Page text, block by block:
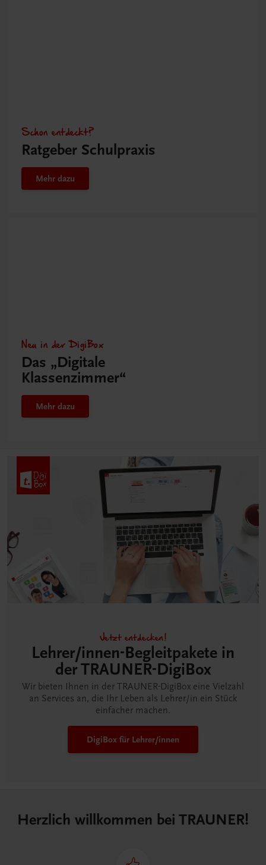
Schon entdeckt?
Ratgeber Schulpraxis
Mehr dazu
Neu in der DigiBox
Das „Digitale
Klassenzimmer“
Mehr dazu
Jetzt entdecken!
Lehrer/innen-Begleitpakete in
der TRAUNER-DigiBox
Wir bieten Ihnen in der TRAUNER-DigiBox eine Vielzahl
an Services an, die Ihr Leben als Lehrer/in ein Stück
einfacher machen.
DigiBox für Lehrer/innen
Herzlich willkommen bei TRAUNER!